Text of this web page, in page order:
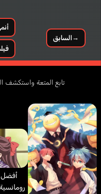
→السابق
تابع المتعة واستكشف